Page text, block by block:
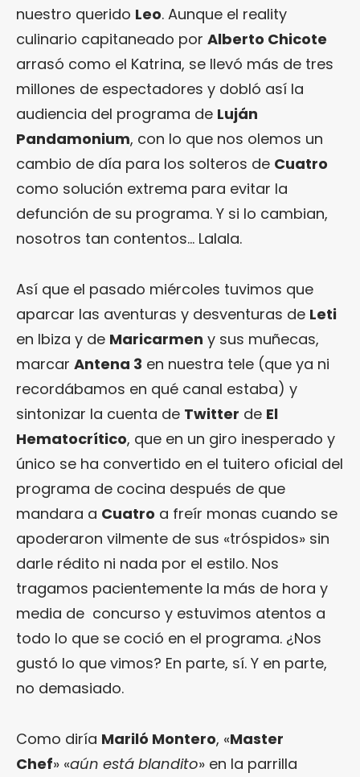
nuestro querido Leo. Aunque el reality
culinario capitaneado por Alberto Chicote
arrasó como el Katrina, se llevó más de tres
millones de espectadores y dobló así la
audiencia del programa de Luján
Pandamonium, con lo que nos olemos un
cambio de día para los solteros de Cuatro
como solución extrema para evitar la
defunción de su programa. Y si lo cambian,
nosotros tan contentos… Lalala.
Así que el pasado miércoles tuvimos que
aparcar las aventuras y desventuras de Leti
en Ibiza y de Maricarmen y sus muñecas,
marcar Antena 3 en nuestra tele (que ya ni
recordábamos en qué canal estaba) y
sintonizar la cuenta de Twitter de El
Hematocrítico, que en un giro inesperado y
único se ha convertido en el tuitero oficial del
programa de cocina después de que
mandara a Cuatro a freír monas cuando se
apoderaron vilmente de sus «tróspidos» sin
darle rédito ni nada por el estilo. Nos
tragamos pacientemente la más de hora y
media de concurso y estuvimos atentos a
todo lo que se coció en el programa. ¿Nos
gustó lo que vimos? En parte, sí. Y en parte,
no demasiado.
Como diría Mariló Montero, «Master
Chef» «aún está blandito» en la parrilla